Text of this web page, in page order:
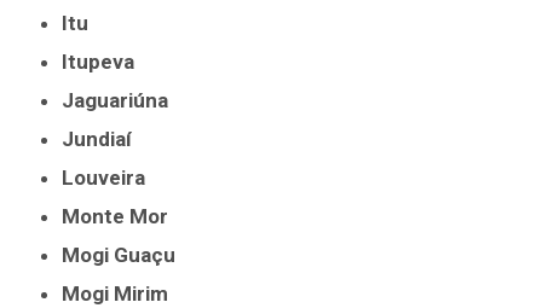
Itu
Itupeva
Jaguariúna
Jundiaí
Louveira
Monte Mor
Mogi Guaçu
Mogi Mirim